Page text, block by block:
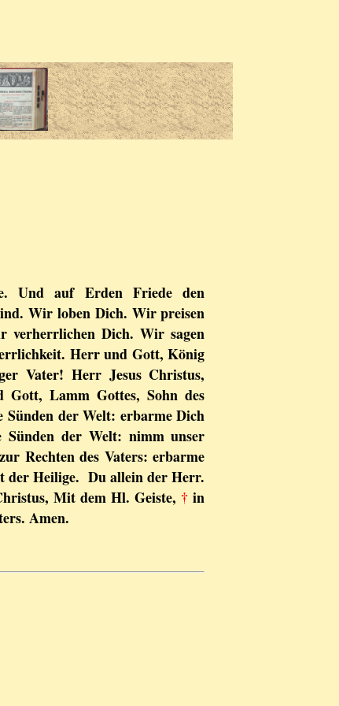
Und auf Erden Friede den
Wir loben Dich. Wir preisen
Dich. Wir sagen
Herr und Gott, König
Vater! Herr Jesus Christus,
Gott, Lamm Gottes, Sohn des
der Welt: erbarme Dich
Sünden der Welt: nimm unser
Rechten des Vaters: erbarme
der Heilige. Du allein der Herr.
Mit dem Hl. Geiste, † in
Amen.